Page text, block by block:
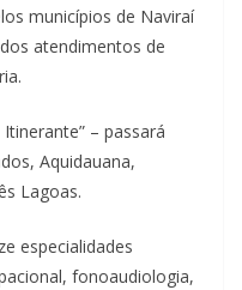
municípios de Naviraí
atendimentos de
– passará
Aquidauana,
Lagoas.
especialidades
fonoaudiologia,